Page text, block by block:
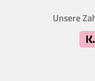
Unsere